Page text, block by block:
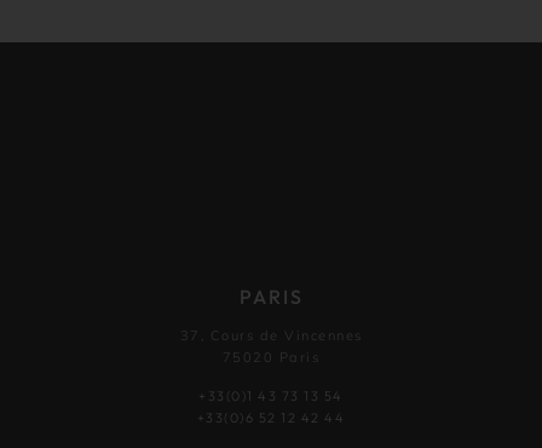
PARIS
37, Cours de Vincennes
75020 Paris
+33(0)1 43 73 13 54
+33(0)6 52 12 42 44